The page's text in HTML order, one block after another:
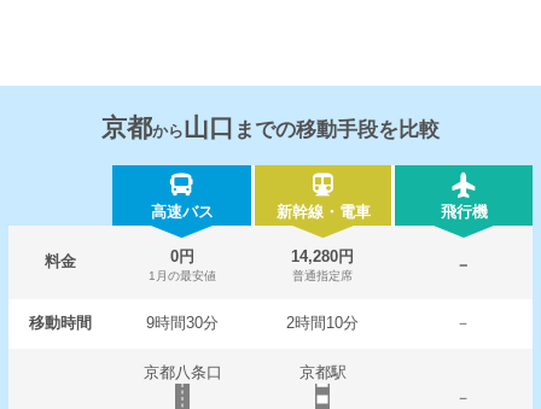
京都から山口 までの移動手段を比較
高速バス 新幹線・電車 飛行機
料金 0円
1月の最安値
14,280円
普通指定席
－
移動時間 9時間30分 2時間10分 －
京都八条口
京都駅
－